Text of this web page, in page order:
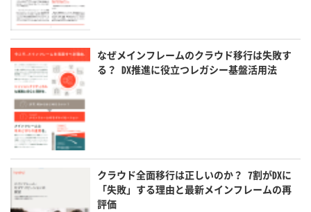
なぜメインフレームのクラウド移行は失敗す
る？ DX推進に役立つレガシー基盤活用法
クラウド全面移行は正しいのか？ 7割がDXに
「失敗」する理由と最新メインフレームの再
評価